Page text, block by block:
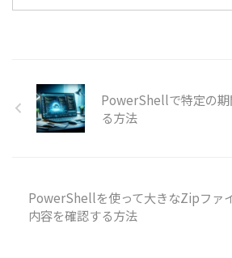
PowerShellで特定の
る方法
PowerShellを使って大きなZipファ
内容を確認する方法